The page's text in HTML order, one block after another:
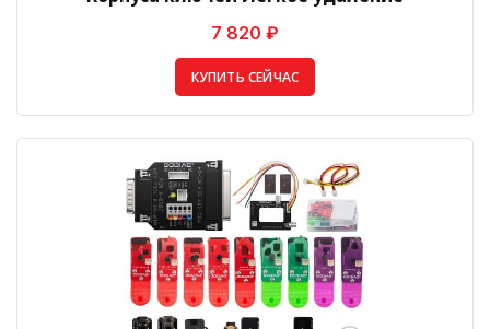
7 820 ₽
КУПИТЬ СЕЙЧАС